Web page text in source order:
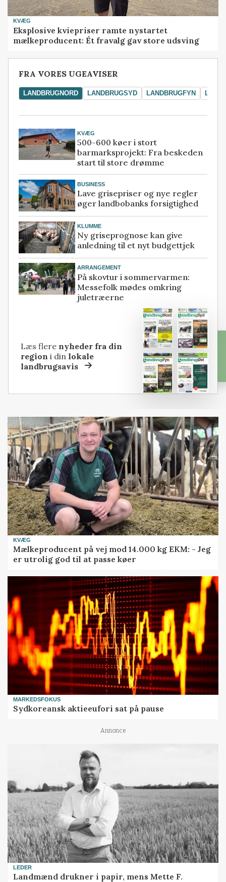
KVÆG
Eksplosive kviepriser ramte nystartet
mælkeproducent: Ét fravalg gav store udsving
FRA VORES UGEAVISER
LANDBRUGNORD LANDBRUGSYD LANDBRUGFYN
KVÆG
500-600 køer i stort
barmarksprojekt: Fra beskeden
start til store drømme
BUSINESS
Lave grisepriser og nye regler
øger landbobanks forsigtighed
KLUMME
Ny griseprognose kan give
anledning til et nyt budgettjek
ARRANGEMENT
På skovtur i sommervarmen:
Messefolk mødes omkring
juletræerne
Læs flere nyheder fra din
region i dinlokale
landbrugsavis
KVÆG
Mælkeproducent på vej mod 14.000 kg EKM: - Jeg
er utrolig god til at passe køer
MARKEDSFOKUS
Sydkoreansk aktieeufori sat på pause
Annonce
LEDER
Landmænd drukner i papir, mens Mette F.